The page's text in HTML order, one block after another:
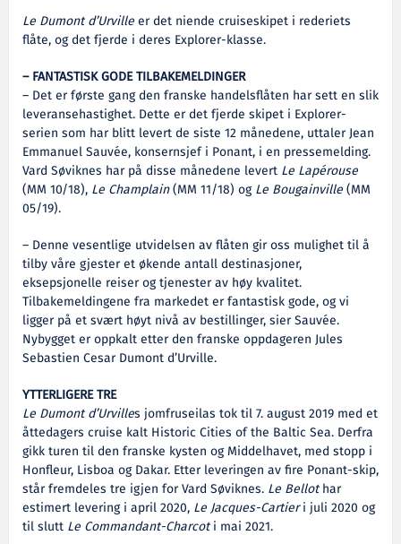
Le Dumont d’Urvilleer det niende cruiseskipet i rederiets
flåte, og det fjerde i deres Explorer-klasse.
– FANTASTISK GODE TILBAKEMELDINGER
– Det er første gang den franske handelsflåten har sett en slik
leveransehastighet. Dette er det fjerde skipet i Explorer-
serien som har blitt levert de siste 12 månedene, uttaler Jean
Emmanuel Sauvée, konsernsjef i Ponant, i en pressemelding.
Vard Søviknes har på disse månedene levert Le Lapérouse
(MM 10/18), Le Champlain(MM 11/18) ogLe Bougainville(MM
05/19).
– Denne vesentlige utvidelsen av flåten gir oss mulighet til å
tilby våre gjester et økende antall destinasjoner,
eksepsjonelle reiser og tjenester av høy kvalitet.
Tilbakemeldingene fra markedet er fantastisk gode, og vi
ligger på et svært høyt nivå av bestillinger, sier Sauvée.
Nybygget er oppkalt etter den franske oppdageren Jules
Sebastien Cesar Dumont d’Urville.
YTTERLIGERE TRE
Le Dumont d’Urvilles jomfruseilas tok til 7. august 2019 med et
åttedagers cruise kalt Historic Cities of the Baltic Sea. Derfra
gikk turen til den franske kysten og Middelhavet, med stopp i
Honfleur, Lisboa og Dakar. Etter leveringen av fire Ponant-skip,
står fremdeles tre igjen for Vard Søviknes. Le Bellothar
estimert levering i april 2020, Le Jacques-Cartieri juli 2020 og
til slutt Le Commandant-Charcoti mai 2021.